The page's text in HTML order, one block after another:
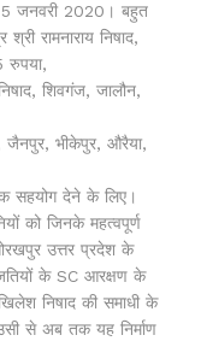
5 जनवरी 2020 । बहुत
रामनाराय निषाद,
रुपया,
शिवगंज, जालौन,
जैनपुर, भीकेपुर, औरैया,
सहयोग देने के लिए।
को जिनके महत्वपूर्ण
उत्तर प्रदेश के
के SC आरक्षण के
निषाद की समाधी के
से अब तक यह निर्माण